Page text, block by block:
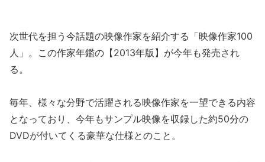
次世代を担う今話題の映像作家を紹介する「映像作家100
人」。この作家年鑑の【2013年版】が今年も発売され
る。
毎年、様々な分野で活躍される映像作家を一望できる内容
となっており、今年もサンプル映像を収録した約50分の
DVDが付いてくる豪華な仕様とのこと。